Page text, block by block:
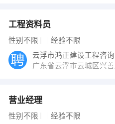
工程资料员
性别不限 经验不限
广东省云浮市云城区兴
营业经理
性别不限 经验不限